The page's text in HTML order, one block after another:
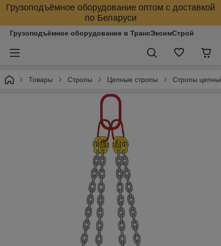
Грузоподъёмное оборудование оптом с доставкой
по Беларуси
Грузоподъёмное оборудование в ТрансЭксимСтрой
Товары Стропы Цепные стропы Стропы